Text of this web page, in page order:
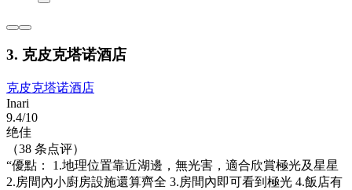
3. 克皮克塔诺酒店
克皮克塔诺酒店
Inari
9.4/10
绝佳
（38 条点评）
“優點： 1.地理位置靠近湖邊，無光害，適合欣賞極光及星星
2.房間內小廚房設施還算齊全 3.房間內即可看到極光 4.飯店有